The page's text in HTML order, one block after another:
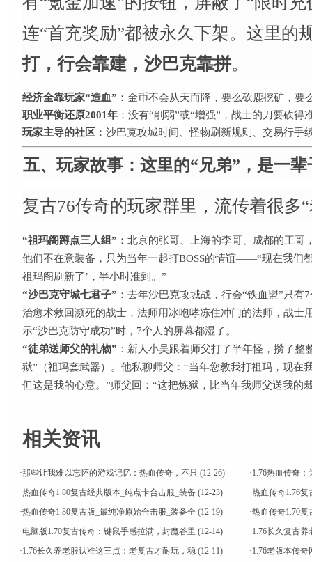
连“首充奖励”都被永久下架。这里的
打，行会靠建，沙巴克靠拼。
经济全靠玩家“造血”​ ：金币不会从天而降，要么砍鹿挖矿，
职业平衡还原2001年 ：没有“削弱”或“增强”，战士的刀要砍
玩家主导的社区 ：沙巴克攻城时间、怪物刷新规则、交易行
五、玩家故事：这里的“兄弟”，是一
复古76传奇的玩家群里，流传着很多
​“祖玛阁蹲点三人组”​ ：北京的张哥、上海的李哥、成都的王
他们不在意装备，只为当年一起打BOSS的情谊——“现在我们
祖玛阁刷新了’，半小时准到。”
​“沙巴克守城七君子”​ ：去年沙巴克攻城战，行会“铁血盟”只
治愈术救回濒死的战士，法师用冰咆哮冻住冲门的法师，战
示“沙巴克防守成功”时，7个人的屏幕都湿了。
​“徒弟送师父的礼物”​ ：新人小吴跟着师父打了半年怪，攒了
狱”（祖玛套武器）。他私聊师父：“当年您教我打祖玛，现
但这是我的心意。”师父回：“这把炼狱，比当年我师父送我的
相关资讯
·那些让我难以忘怀的游戏记忆：热血传奇，不只 (12-26) ·1.76热血传奇
·热血传奇1.80复古经典版本_纯点卡合击服_装备 (12-23) ·热血传奇1.76复
·热血传奇1.80复古版_最纯净原始合击服_装备全 (12-19) ·热血传奇1.70
·电脑版1.70复古传奇：键鼠手感拉满，封魔谷里 (12-14) ·1.76长久复古
·1.76长久养老服认准这三点：老复古才耐玩，稳 (12-11) ·1.76老版本传